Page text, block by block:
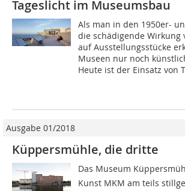
Tageslicht im Museumsbau
Als man in den 1950er-
die schädigende Wirkung
auf Ausstellungsstücke
Museen nur noch
Heute ist der Einsatz von
Ausgabe 01/2018
Küppersmühle, die dritte
Das Museum
Kunst MKM am teils